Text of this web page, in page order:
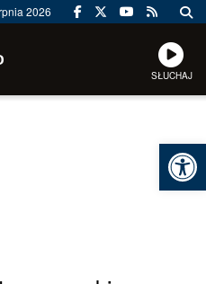
2026
SŁUCHAJ